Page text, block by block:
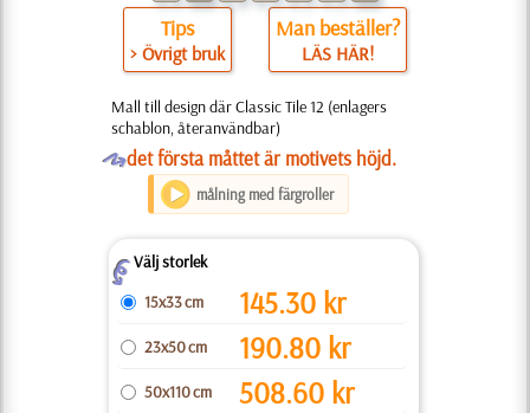
Tips
> Övrigt bruk
Man beställer?
LÄS HÄR!
Mall till design där Classic Tile 12 (enlagers
schablon, återanvändbar)
Odet första måttet är motivets höjd.
målning med färgroller
ZVälj storlek
15x33 cm
145.30 kr
23x50 cm 190.80 kr
50x110 cm 508.60 kr